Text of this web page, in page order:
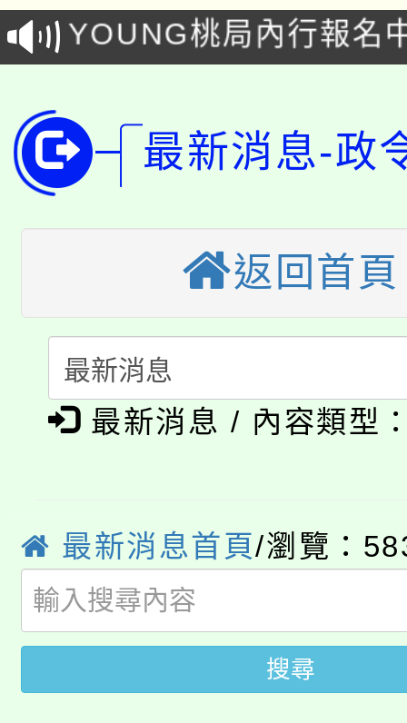
徵才活動。
YOUNG桃局內行報名
局官網。
8月14至27日，桃園電
開!
田徑場及游泳池舉行。
桃園市低收入戶享有免
半價優惠，詳情可洽有
份教師增能研習
大溪自造教育及科技
份教師研習
淨零綠生活教案入校路
會
115年食農教育專業人
程
「本色祭」8/29、30在
場熱烈登場!
8/21下午1時於龍潭區
局官網。
開!
115年桃園市運動會8/
田徑場及游泳池舉行。
桃園市低收入戶享有免
視費優惠，中低收入戶
大園自造教育及科技中
份教師增能研習
大溪自造教育及科技中
最新消息-政
返回首頁
最新消息 / 內容類型
最新消息首頁/瀏覽：
搜尋